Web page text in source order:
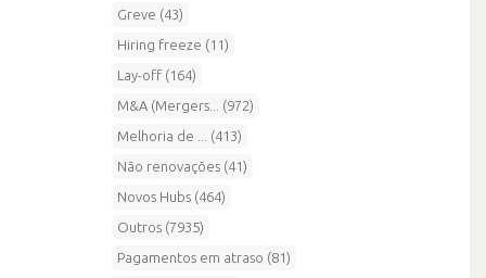
Greve (43)
Hiring freeze (11)
Lay-off (164)
M&A (Mergers... (972)
Melhoria de ... (413)
Não renovações (41)
Novos Hubs (464)
Outros (7935)
Pagamentos em atraso (81)